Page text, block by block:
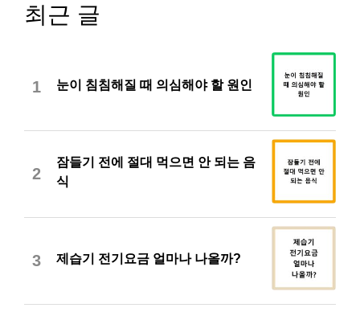
최근 글
1 눈이 침침해질 때 의심해야 할 원인
2
잠들기 전에 절대 먹으면 안 되는 음
식
3 제습기 전기요금 얼마나 나올까?